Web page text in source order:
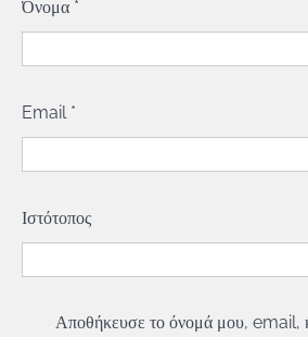
Όνομα *
Email *
Ιστότοπος
Αποθήκευσε το όνομά μου, email,